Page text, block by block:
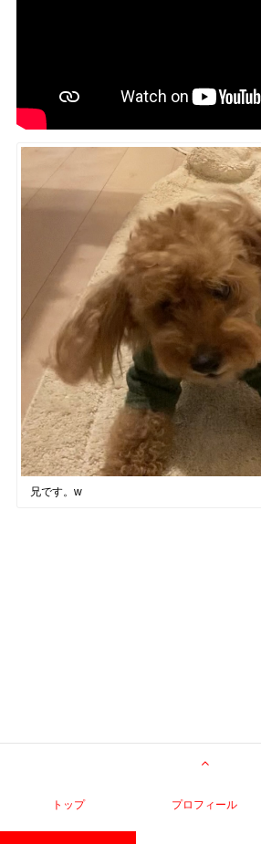
兄です。w
トップ プロフィール